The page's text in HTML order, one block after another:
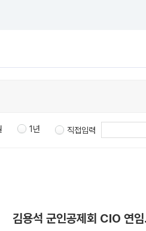
1년 직접입력
김용석 군인공제회 CIO 연